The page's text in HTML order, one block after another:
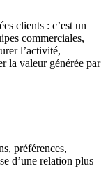
clients : c’est un
commerciales,
l’activité,
la valeur générée par
préférences,
d’une relation plus